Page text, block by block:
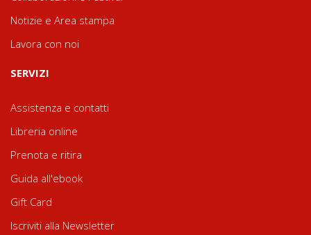
Notizie e Area stampa
Lavora con noi
SERVIZI
Assistenza e contatti
Libreria online
Prenota e ritira
Guida all'ebook
Gift Card
Iscriviti alla Newsletter